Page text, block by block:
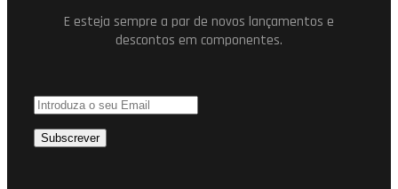
E esteja sempre a par de novos lançamentos e
descontos em componentes.